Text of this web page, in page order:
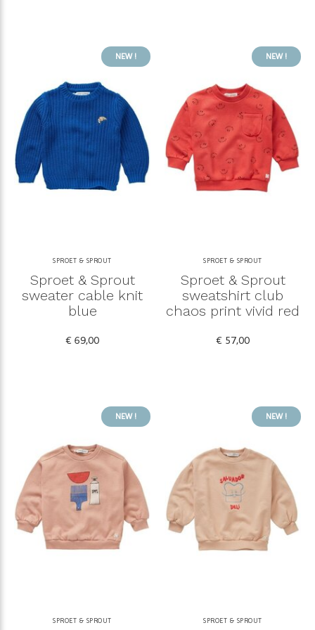
NEW !
SPROET & SPROUT
Sproet & Sprout
sweater cable knit
blue
€ 69,00
NEW !
SPROET & SPROUT
Sproet & Sprout
sweatshirt club
chaos print vivid red
€ 57,00
NEW !
SPROET & SPROUT
NEW !
SPROET & SPROUT